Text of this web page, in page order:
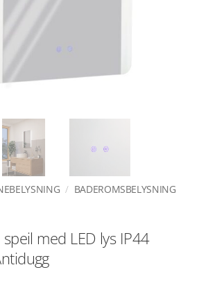
/ BADEROMSBELYSNING
med LED lys IP44